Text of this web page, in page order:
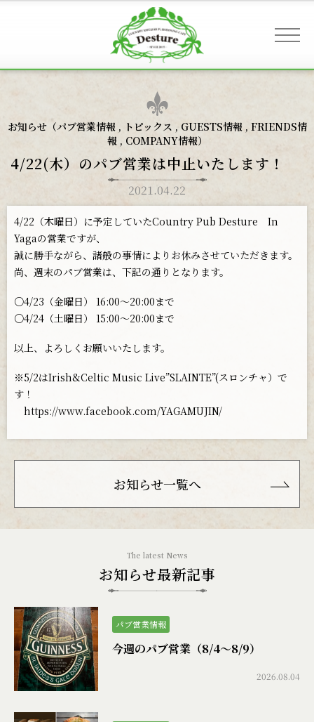
お客様へのご案内
お知らせ
ギャラリー
お問い合わせ
お知らせ（パブ営業情報, トピックス , GUESTS情報, FRIENDS情
報, COMPANY情報）
4/22(木）のパブ営業は中止いたします！
2021.04.22
4/22（木曜日）に予定していたCountry Pub Desture In
Yagaの営業ですが、
誠に勝手ながら、諸般の事情によりお休みさせていただきます。
尚、週末のパブ営業は、下記の通りとなります。
○4/23（金曜日） 16:00〜20:00まで
○4/24（土曜日） 15:00〜20:00まで
以上、よろしくお願いいたします。
※5/2はIrish&Celtic Music Live”SLAINTE”(スロンチャ）で
す！
https://www.facebook.com/YAGAMUJIN/
お知らせ一覧へ
お知らせ最新記事
パブ営業情報
今週のパブ営業（8/4〜8/9）
2026.08.04